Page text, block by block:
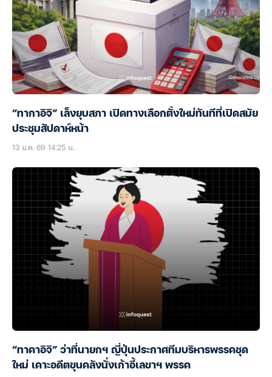
“ทากาอิจิ” เล็งยุบสภา เปิดทางเลือกตั้งใหม่ทันทีที่เปิดสมัย
ประชุมสัปดาห์หน้า
13 ม.ค. 69 14:25 น.
“ทาคาอิจิ” ว่าที่นายกฯ ญี่ปุ่นประกาศทีมบริหารพรรคชุด
ใหม่ เคาะอดีตขุนคลังนั่งเก้าอี้เลขาฯ พรรค